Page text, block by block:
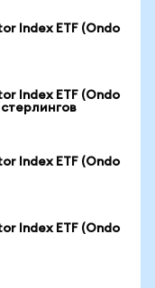
Index ETF (Ondo
Index ETF (Ondo
Index ETF (Ondo
Index ETF (Ondo